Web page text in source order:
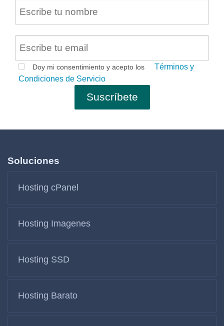
Doy mi consentimiento y acepto los
Términos y
Condiciones de Servicio
Soluciones
Hosting cPanel
Hosting Imagenes
Hosting SSD
Hosting Barato